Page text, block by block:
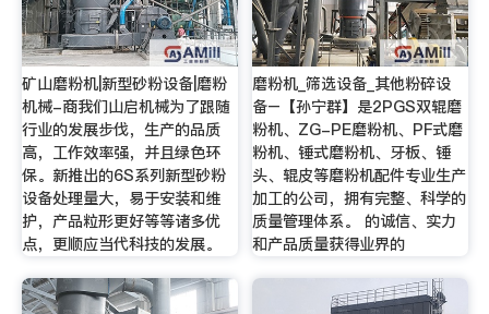
矿山磨粉机|新型砂粉设备|磨粉
机械-商我们山启机械为了跟随
行业的发展步伐，生产的品质
高，工作效率强，并且绿色环
保。新推出的6S系列新型砂粉
设备处理量大，易于安装和维
护，产品粒形更好等等诸多优
点，更顺应当代科技的发展。
磨粉机_筛选设备_其他粉碎设
备–【孙宁群】是2PGS双辊磨
粉机、ZG-PE磨粉机、PF式磨
粉机、锤式磨粉机、牙板、锤
头、辊皮等磨粉机配件专业生产
加工的公司，拥有完整、科学的
质量管理体系。 的诚信、实力
和产品质量获得业界的